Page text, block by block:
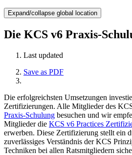
Expand/collapse global location
Die KCS v6 Praxis-
Last updated
Save as PDF
Die erfolgreichsten Umsetzungen
Zertifizierungen. Alle Mitglieder des
Praxis-Schulung besuchen und wir
Mitglieder die KCS v6 Practices
erwerben. Diese Zertifizierung stellt ein
zuverlässiges Verständnis der KCS
Techniken bei allen Ratsmitgliedern